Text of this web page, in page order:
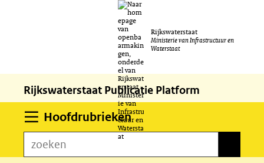
naar
de
inhoud
Rijkswaterstaat
Ministerie van Infrastructuur en
Waterstaat
Rijkswaterstaat Publicatie Platform
HoofdrubriekenUitklappen
zoeken